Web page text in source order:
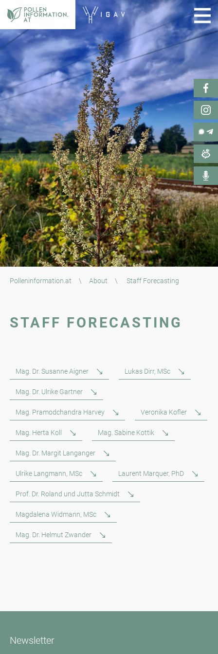
Polleninformation.at \ About \ Staff Forecasting
STAFF FORECASTING
Mag. Dr. Susanne Aigner Lukas Dirr, MSc
Mag. Dr. Ulrike Gartner
Mag. Pramodchandra Harvey Veronika Kofler
Mag. Herta Koll Mag. Sabine Kottik
Mag. Dr. Margit Langanger
Ulrike Langmann, MSc Laurent Marquer, PhD
Prof. Dr. Roland und Jutta Schmidt
Magdalena Widmann, MSc
Mag. Dr. Helmut Zwander
Newsletter